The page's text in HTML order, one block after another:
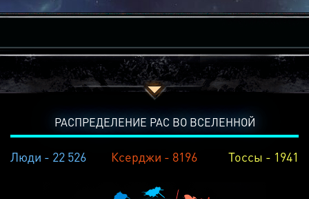
РАСПРЕДЕЛЕНИЕ РАС ВО ВСЕЛЕННОЙ
Люди - 22 526 Ксерджи - 8196 Тоссы - 1941